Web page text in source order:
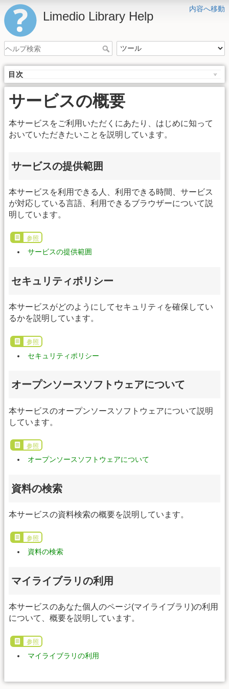
内容へ移動
Limedio Library Help
目次
サービスの概要
本サービスをご利用いただくにあたり、はじめに知って
おいていただきたいことを説明しています。
サービスの提供範囲
本サービスを利用できる人、利用できる時間、サービス
が対応している言語、利用できるブラウザーについて説
明しています。
参照
サービスの提供範囲
セキュリティポリシー
本サービスがどのようにしてセキュリティを確保してい
るかを説明しています。
参照
セキュリティポリシー
オープンソースソフトウェアについて
本サービスのオープンソースソフトウェアについて説明
しています。
参照
オープンソースソフトウェアについて
資料の検索
本サービスの資料検索の概要を説明しています。
参照
資料の検索
マイライブラリの利用
本サービスのあなた個人のページ(マイライブラリ)の利用
について、概要を説明しています。
参照
マイライブラリの利用